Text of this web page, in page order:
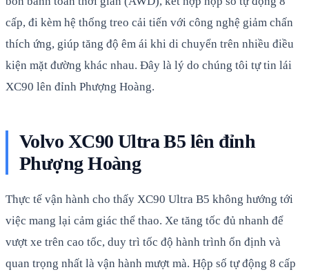
cấp, đi kèm hệ thống treo cải tiến với công nghệ giảm chấn
thích ứng, giúp tăng độ êm ái khi di chuyển trên nhiều điều
kiện mặt đường khác nhau. Đây là lý do chúng tôi tự tin lái
XC90 lên đỉnh Phượng Hoàng.
Volvo XC90 Ultra B5 lên đỉnh
Phượng Hoàng
Thực tế vận hành cho thấy XC90 Ultra B5 không hướng tới
việc mang lại cảm giác thể thao. Xe tăng tốc đủ nhanh để
vượt xe trên cao tốc, duy trì tốc độ hành trình ổn định và
quan trọng nhất là vận hành mượt mà. Hộp số tự động 8 cấp